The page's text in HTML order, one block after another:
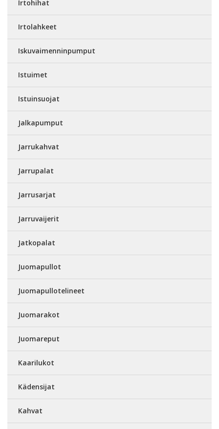
Irtohihat
Irtolahkeet
Iskuvaimenninpumput
Istuimet
Istuinsuojat
Jalkapumput
Jarrukahvat
Jarrupalat
Jarrusarjat
Jarruvaijerit
Jatkopalat
Juomapullot
Juomapullotelineet
Juomarakot
Juomareput
Kaarilukot
Kädensijat
Kahvat